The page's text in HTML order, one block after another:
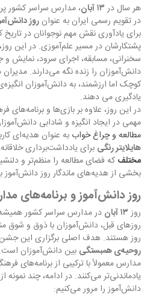
هر سال در ۱۳ آبان
، مدارس سراسر کشور
در تقویم رسمی ایران به عنوان روز
برای یادآوری نقش مهم نوجوانان در
پشتکارشان در مسیر علم‌آموزی. در این
سخنرانی، مسابقه، اجرای سرود، نمایش
دانش‌آموزان را زنده نگه می‌دارند.
کوچک اما ارزشمند، به دانش‌آموزان
یادگیری می دهند.
در این روز، علاوه بر بازی‌ها و برنامه‌های
مهمی در ایجاد انگیزه و شادابی
مطالعه و چراغ خواب به عنوان هدیه‌ای
هایلایتر رنگی برای یادداشت‌برداری
مختلف که فضای مطالعه را منظم‌تر و
بخشی از هدیه‌های ماندگار روز دانش‌آموز
روز دانش‌آموز و برنامه‌های
روز ۱۳ آبان
در مدارس سراسر کشور
روزهای قبل، دانش‌آموزان با ذوق و شوق
روز هستند. هدف اصلی برگزاری این
روحیه‌ی همبستگی بین دانش‌آموزان است.
مدارس معمولاً با ترکیبی از برنامه‌های
یادماندنی‌تر می‌کنند. در ادامه، چند نمونه
دانش‌آموز را مرور می‌کنیم: